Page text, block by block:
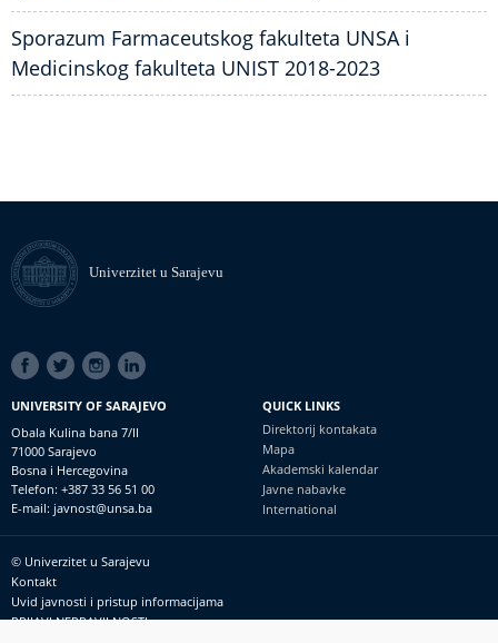
Sporazum Farmaceutskog fakulteta UNSA i
Medicinskog fakulteta UNIST 2018-2023
Univerzitet u Sarajevu
SOCIAL
LINKS
UNIVERSITY OF SARAJEVO
Obala Kulina bana 7/II
71000 Sarajevo
Bosna i Hercegovina
Telefon: +387 33 56 51 00
E-mail: javnost@unsa.ba
QUICK LINKS
Direktorij kontakata
Mapa
Akademski kalendar
Javne nabavke
International
Footer
meni
© Univerzitet u Sarajevu
Kontakt
Uvid javnosti i pristup informacijama
PRIJAVI NEPRAVILNOSTI